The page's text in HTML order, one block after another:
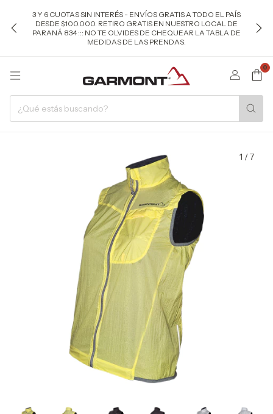
3 Y 6 CUOTAS SIN INTERÉS - ENVÍOS GRATIS A TODO EL PAÍS
DESDE $100.000. RETIRO GRATIS EN NUESTRO LOCAL DE
PARANÁ 834 ::: NO TE OLVIDES DE CHEQUEAR LA TABLA DE
MEDIDAS DE LAS PRENDAS.
0
1 /7